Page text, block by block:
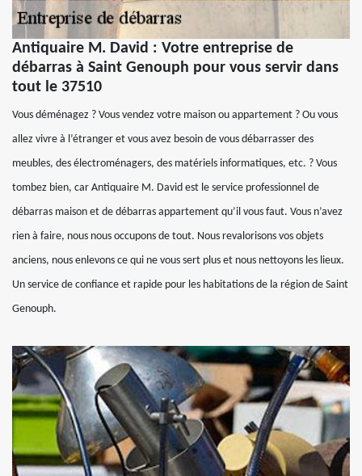
Antiquaire M. David : Votre entreprise de
débarras à Saint Genouph pour vous servir dans
tout le 37510
Vous déménagez ? Vous vendez votre maison ou appartement ? Ou vous
allez vivre à l’étranger et vous avez besoin de vous débarrasser des
meubles, des électroménagers, des matériels informatiques, etc. ? Vous
tombez bien, car Antiquaire M. David est le service professionnel de
débarras maison et de débarras appartement qu’il vous faut. Vous n’avez
rien à faire, nous nous occupons de tout. Nous revalorisons vos objets
anciens, nous enlevons ce qui ne vous sert plus et nous nettoyons les lieux.
Un service de confiance et rapide pour les habitations de la région de Saint
Genouph.